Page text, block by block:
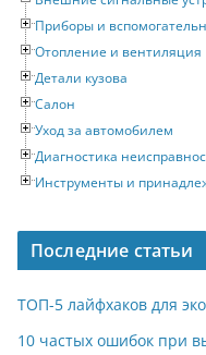
Приборы и
Отопление и вентиляция
Детали кузова
Салон
Уход за автомобилем
Диагностика
Инструменты и
Последние статьи
ТОП-5 лайфхаков для
10 частых ошибок при